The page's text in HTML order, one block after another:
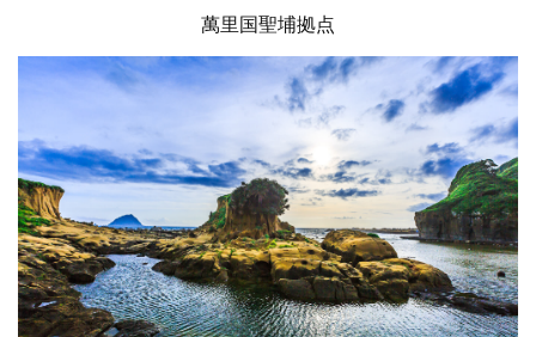
萬里国聖埔拠点